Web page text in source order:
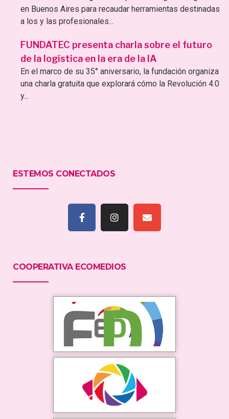
en Buenos Aires para recaudar herramientas destinadas
a los y las profesionales...
FUNDATEC presenta charla sobre el futuro
de la logística en la era de la IA
En el marco de su 35° aniversario, la fundación organiza
una charla gratuita que explorará cómo la Revolución 4.0
y...
ESTEMOS CONECTADOS
COOPERATIVA ECOMEDIOS